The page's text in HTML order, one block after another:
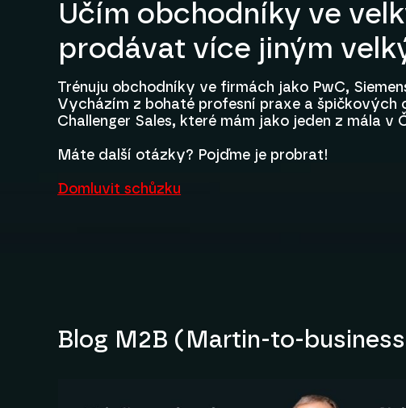
Učím obchodníky ve
prodávat více jiným
Trénuju obchodníky ve firmách jako PwC,
Vycházím z bohaté profesní praxe a špičkových
Challenger Sales, které mám jako jeden z mála v
Máte další otázky? Pojďme je probrat!
Domluvit schůzku
Blog M2B (Martin-to-